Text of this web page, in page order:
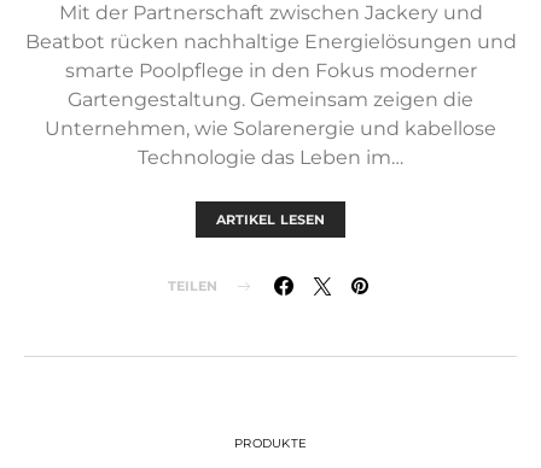
Mit der Partnerschaft zwischen Jackery und
Beatbot rücken nachhaltige Energielösungen und
smarte Poolpflege in den Fokus moderner
Gartengestaltung. Gemeinsam zeigen die
Unternehmen, wie Solarenergie und kabellose
Technologie das Leben im…
ARTIKEL LESEN
TEILEN
PRODUKTE